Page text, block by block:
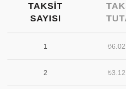
TAKSIT
SAYISI
1 ₺
2 ₺